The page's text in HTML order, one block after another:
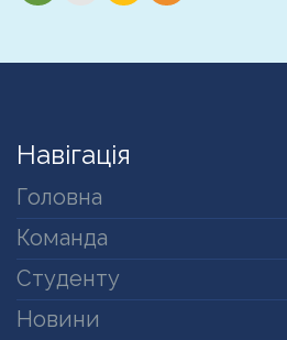
Навігація
Головна
Команда
Студенту
Новини